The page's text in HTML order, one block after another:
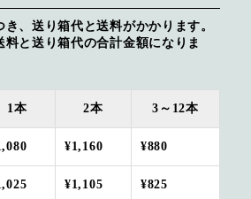
、送り箱代と送料がかかります。
料と送り箱代の合計金額になりま
1本 2本 3～12本
¥1,160 ¥880
¥1,105 ¥825